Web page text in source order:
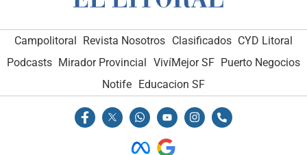
Campolitoral Revista Nosotros Clasificados CYD Litoral
Podcasts Mirador Provincial VivíMejor SF Puerto Negocios
Notife Educacion SF